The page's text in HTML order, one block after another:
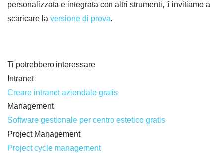
personalizzata e integrata con altri strumenti, ti invitiamo a
scaricare la versione di prova.
Ti potrebbero interessare
Intranet
Creare intranet aziendale gratis
Management
Software gestionale per centro estetico gratis
Project Management
Project cycle management